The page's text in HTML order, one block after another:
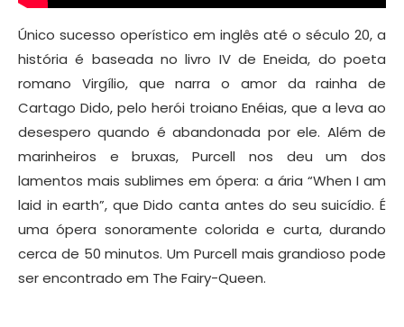
Único sucesso operístico em inglês até o século 20, a
história é baseada no livro IV de Eneida, do poeta
romano Virgílio, que narra o amor da rainha de
Cartago Dido, pelo herói troiano Enéias, que a leva ao
desespero quando é abandonada por ele. Além de
marinheiros e bruxas, Purcell nos deu um dos
lamentos mais sublimes em ópera: a ária “When I am
laid in earth”, que Dido canta antes do seu suicídio. É
uma ópera sonoramente colorida e curta, durando
cerca de 50 minutos. Um Purcell mais grandioso pode
ser encontrado em The Fairy-Queen.